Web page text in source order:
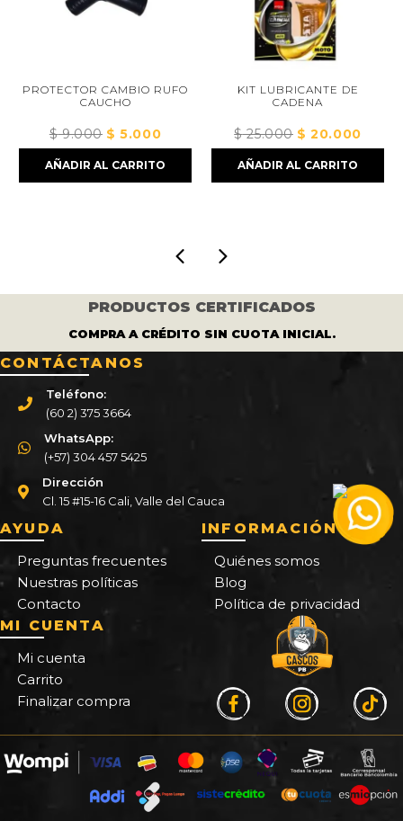
PROTECTOR CAMBIO RUFO
CAUCHO
$9.000 El
precio
original
$5.000El
precio
actual
AÑADIR AL CARRITO
KIT LUBRICANTE DE
CADENA
$25.000 El
precio
original
$20.000El
precio
AÑADIR AL CARRITO
PRODUCTOS CERTIFICADOS
COMPRA A CRÉDITO SIN CUOTA INICIAL.
CONTÁCTANOS
Teléfono:
(60 2) 375 3664
WhatsApp:
(+57) 304 457 5425
Dirección
Cl. 15 #15-16 Cali, Valle del Cauca
AYUDA
Preguntas frecuentes
Nuestras políticas
Contacto
INFORMACIÓN
Quiénes somos
Blog
Política de privacidad
MI CUENTA
Mi cuenta
Carrito
Finalizar compra